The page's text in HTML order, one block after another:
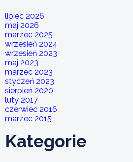
lipiec 2026
maj 2026
marzec 2025
wrzesień 2024
wrzesień 2023
maj 2023
marzec 2023
styczeń 2023
sierpień 2020
luty 2017
czerwiec 2016
marzec 2015
Kategorie